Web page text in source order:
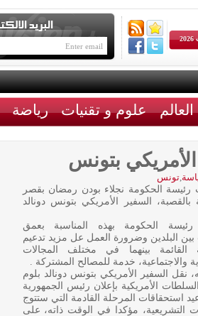
علوم و تقنيات رياضة
بتونس
,تونس
رئيسة الحكومة نجلاء بودن رمضان بقصر
بالقصبة، السفير الأمريكي بتونس دونالد
الحكومة بهذه المناسبة بعمق
بين البلدين وضرورة العمل عل مزيد تدعيم
القائمة بينهما في مختلف المجالات
والاجتماعية، خدمة للمصالح المشتركة .
نقل السفير الأمريكي بتونس دونالد بلوم
الأمريكية بإعلان رئيس الجمهورية
استحقاقات المرحلة القادمة التي ستتوج
التشريعية، مؤكدا في الوقت ذاته، على